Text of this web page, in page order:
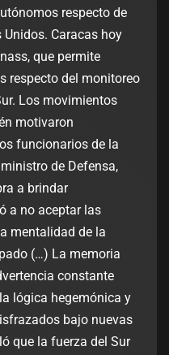
respecto de
Caracas hoy
que permite
respecto del monitoreo
Los movimientos
motivaron
funcionarios de la
de Defensa,
a brindar
a no aceptar las
mentalidad de la
(…) La memoria
constante
lógica hegemónica y
bajo nuevas
que la fuerza del Sur